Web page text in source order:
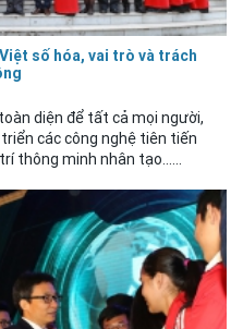
số hóa, vai trò và trách
diện để tất cả mọi người,
các công nghệ tiên tiến
thông minh nhân tạo…...